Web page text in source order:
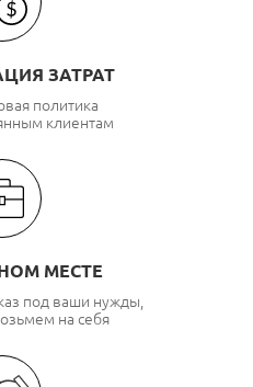
ЗАТРАТ
политика
клиентам
МЕСТЕ
под ваши нужды,
на себя